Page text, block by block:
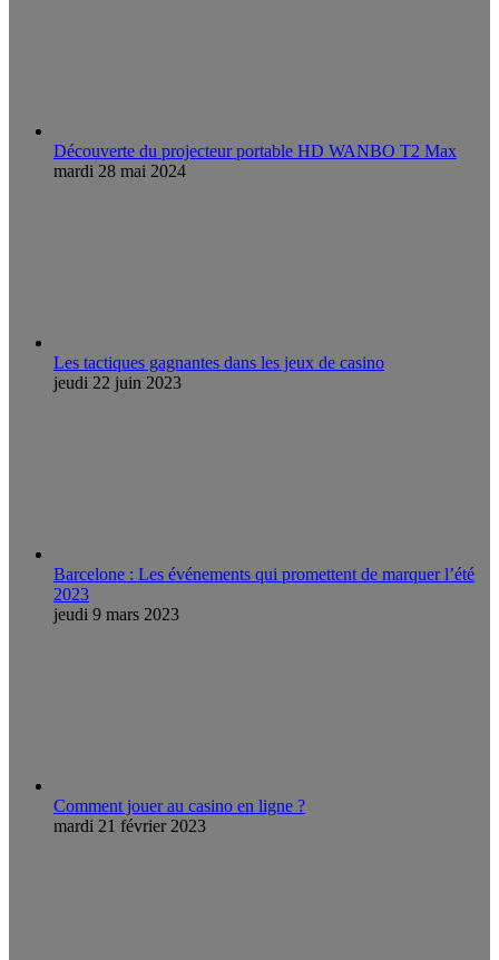
Découverte du projecteur portable HD WANBO T2 Max
mardi 28 mai 2024
Les tactiques gagnantes dans les jeux de casino
jeudi 22 juin 2023
Barcelone : Les événements qui promettent de marquer l’été
2023
jeudi 9 mars 2023
Comment jouer au casino en ligne ?
mardi 21 février 2023